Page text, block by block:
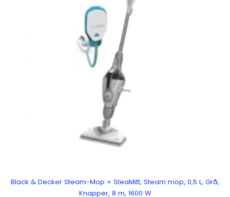
Black & Decker Steam-Mop + SteaMitt, Steam mop, 0,5 L, Grå,
Knapper, 8 m, 1600 W